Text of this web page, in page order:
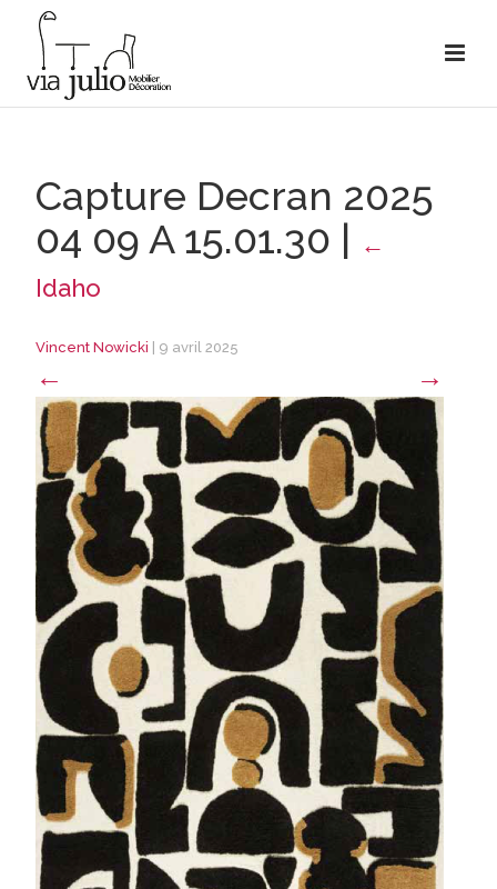
Capture Decran 2025
04 09 A 15.01.30 | ←
Idaho
Vincent Nowicki 9 avril 2025
← →